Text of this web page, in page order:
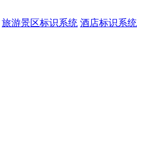
旅游景区标识系统 酒店标识系统